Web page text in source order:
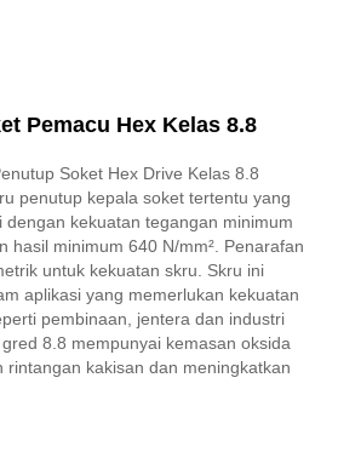
Pemacu Hex Kelas 8.8
Soket Hex Drive Kelas 8.8
penutup kepala soket tertentu yang
kekuatan tegangan minimum
hasil minimum 640 N/mm². Penarafan
untuk kekuatan skru. Skru ini
aplikasi yang memerlukan kekuatan
pembinaan, jentera dan industri
8.8 mempunyai kemasan oksida
rintangan kakisan dan meningkatkan